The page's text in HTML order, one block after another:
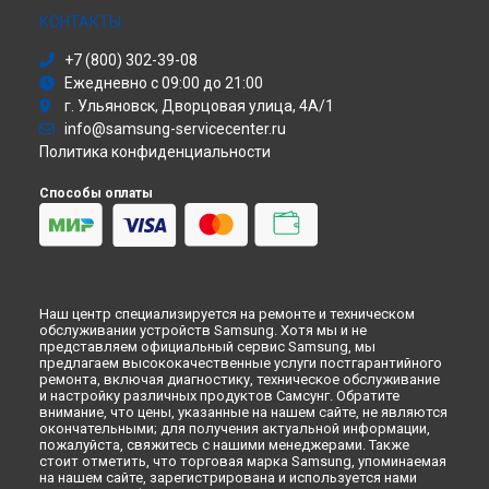
Хабаровске
Томске
Ремонт посудомоечной машины DW60M9550BB Samsung в
Тюмени
Ремонт посудомоечной машины DW60M9550BB Samsung в
Самаре
Ремонт посудомоечной машины DW60M9550BB Samsung в
Омске
Перми
Ремонт посудомоечной машины DW60M9550BB Samsung в
Ульяновске
Ремонт посудомоечной машины DW60M9550BB Samsung в
Кирове
Ремонт посудомоечной машины DW60M9550BB Samsung в
Москве
Ремонт посудомоечной машины DW60M9550BB Samsung в
Моноблок
Атс
Смарт-часы
Варочная панель
Посудомоечная машина
Морозильная камера
Кондиционер
Духовой шкаф
Вытяжка
КОНТАКТЫ
+7 (800) 302-39-08
Ежедневно с 09:00 до 21:00
г. Ульяновск, Дворцовая улица, 4А/1
info@samsung-servicecenter.ru
Политика конфиденциальности
Способы оплаты
Наш центр специализируется на ремонте и техническом
обслуживании устройств Samsung. Хотя мы и не
представляем официальный сервис Samsung, мы
предлагаем высококачественные услуги постгарантийного
ремонта, включая диагностику, техническое обслуживание
и настройку различных продуктов Самсунг. Обратите
внимание, что цены, указанные на нашем сайте, не являются
окончательными; для получения актуальной информации,
пожалуйста, свяжитесь с нашими менеджерами. Также
стоит отметить, что торговая марка Samsung, упоминаемая
на нашем сайте, зарегистрирована и используется нами